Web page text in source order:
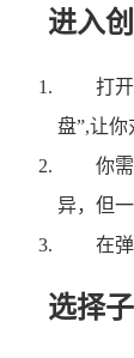
进入
打
盘”,让你
你
异，但
在
选择